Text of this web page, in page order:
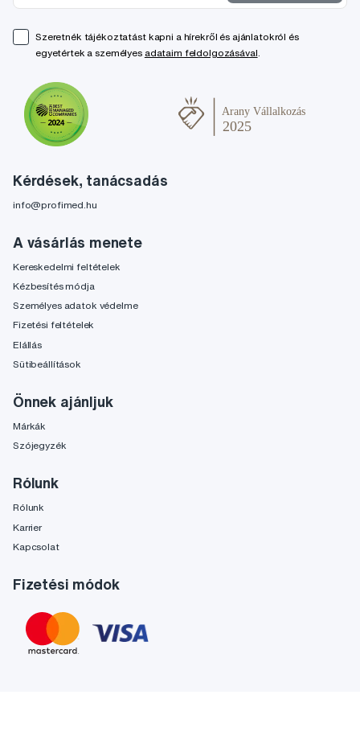
Kérdések, tanácsadás
info@profimed.hu
A vásárlás menete
Kereskedelmi feltételek
Kézbesítés módja
Személyes adatok védelme
Fizetési feltételek
Elállás
Sütibeállítások
Önnek ajánljuk
Márkák
Szójegyzék
Rólunk
Rólunk
Karrier
Kapcsolat
Fizetési módok
Szeretnék tájékoztatást kapni a hírekről és ajánlatokról és
egyetértek a személyes adataim feldolgozásával